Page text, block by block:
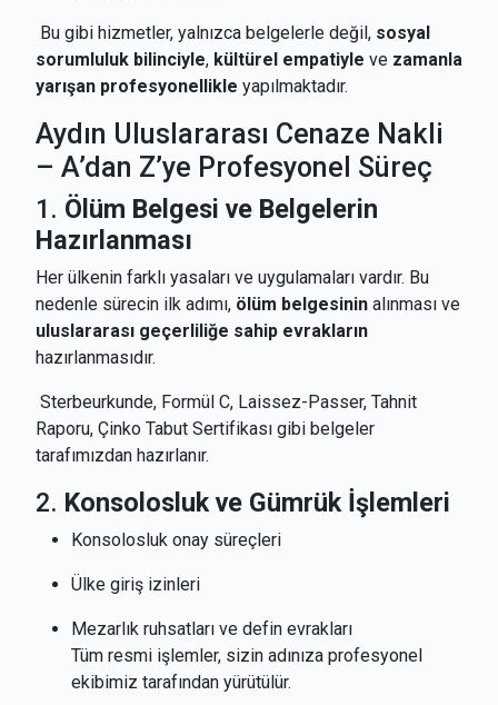
Bu gibi hizmetler, yalnızca belgelerle değil, sosyal
sorumluluk bilinciyle, kültürel empatiyle ve zamanla
yarışan profesyonellikle yapılmaktadır.
Aydın Uluslararası Cenaze Nakli
– A’dan Z’ye Profesyonel Süreç
1. Ölüm Belgesi ve Belgelerin
Hazırlanması
Her ülkenin farklı yasaları ve uygulamaları vardır. Bu
nedenle sürecin ilk adımı, ölüm belgesinin alınması ve
uluslararası geçerliliğe sahip evrakların
hazırlanmasıdır.
Sterbeurkunde, Formül C, Laissez-Passer, Tahnit
Raporu, Çinko Tabut Sertifikası gibi belgeler
tarafımızdan hazırlanır.
2. Konsolosluk ve Gümrük İşlemleri
Konsolosluk onay süreçleri
Ülke giriş izinleri
Mezarlık ruhsatları ve defin evrakları
Tüm resmi işlemler, sizin adınıza profesyonel
ekibimiz tarafından yürütülür.